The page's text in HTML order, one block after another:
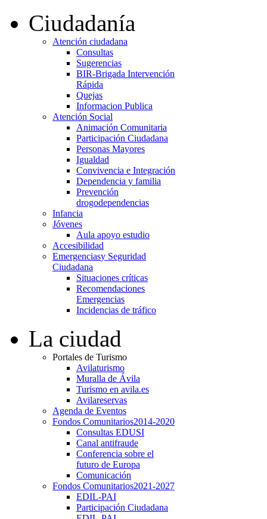
Ciudadanía
Atención ciudadana
Consultas
Sugerencias
BIR-Brigada Intervención
Rápida
Quejas
Informacion Publica
Atención Social
Animación Comunitaria
Participación Ciudadana
Personas Mayores
Igualdad
Convivencia e Integración
Dependencia y familia
Prevención
drogodependencias
Infancia
Jóvenes
Aula apoyo estudio
Accesibilidad
Emergenciasy Seguridad
Ciudadana
Situaciones críticas
Recomendaciones
Emergencias
Incidencias de tráfico
La ciudad
Portales de Turismo
Avilaturismo
Muralla de Ávila
Turismo en avila.es
Avilareservas
Agenda de Eventos
Fondos Comunitarios2014-2020
Consultas EDUSI
Canal antifraude
Conferencia sobre el
futuro de Europa
Comunicación
Fondos Comunitarios2021-2027
EDIL-PAI
Participación Ciudadana